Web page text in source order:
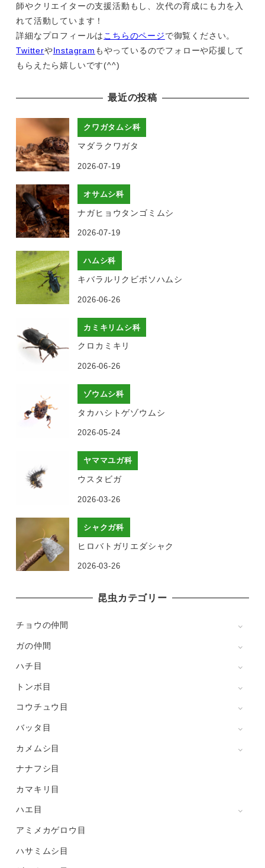
師やクリエイターの支援活動もし、次代の育成にも力を入
れて活動しています！
詳細なプロフィールは こちらのページで御覧ください。
TwitterやInstagram もやっているのでフォローや応援して
もらえたら嬉しいです(^^)
最近の投稿
クワガタムシ科
マダラクワガタ
2026-07-19
オサムシ科
ナガヒョウタンゴミムシ
2026-07-19
ハムシ科
キバラルリクビボソハムシ
2026-06-26
カミキリムシ科
クロカミキリ
2026-06-26
ゾウムシ科
タカハシトゲゾウムシ
2026-05-24
ヤママユガ科
ウスタビガ
2026-03-26
シャクガ科
ヒロバトガリエダシャク
2026-03-26
昆虫カテゴリー
チョウの仲間
ガの仲間
ハチ目
トンボ目
コウチュウ目
バッタ目
カメムシ目
ナナフシ目
カマキリ目
ハエ目
アミメカゲロウ目
ハサミムシ目